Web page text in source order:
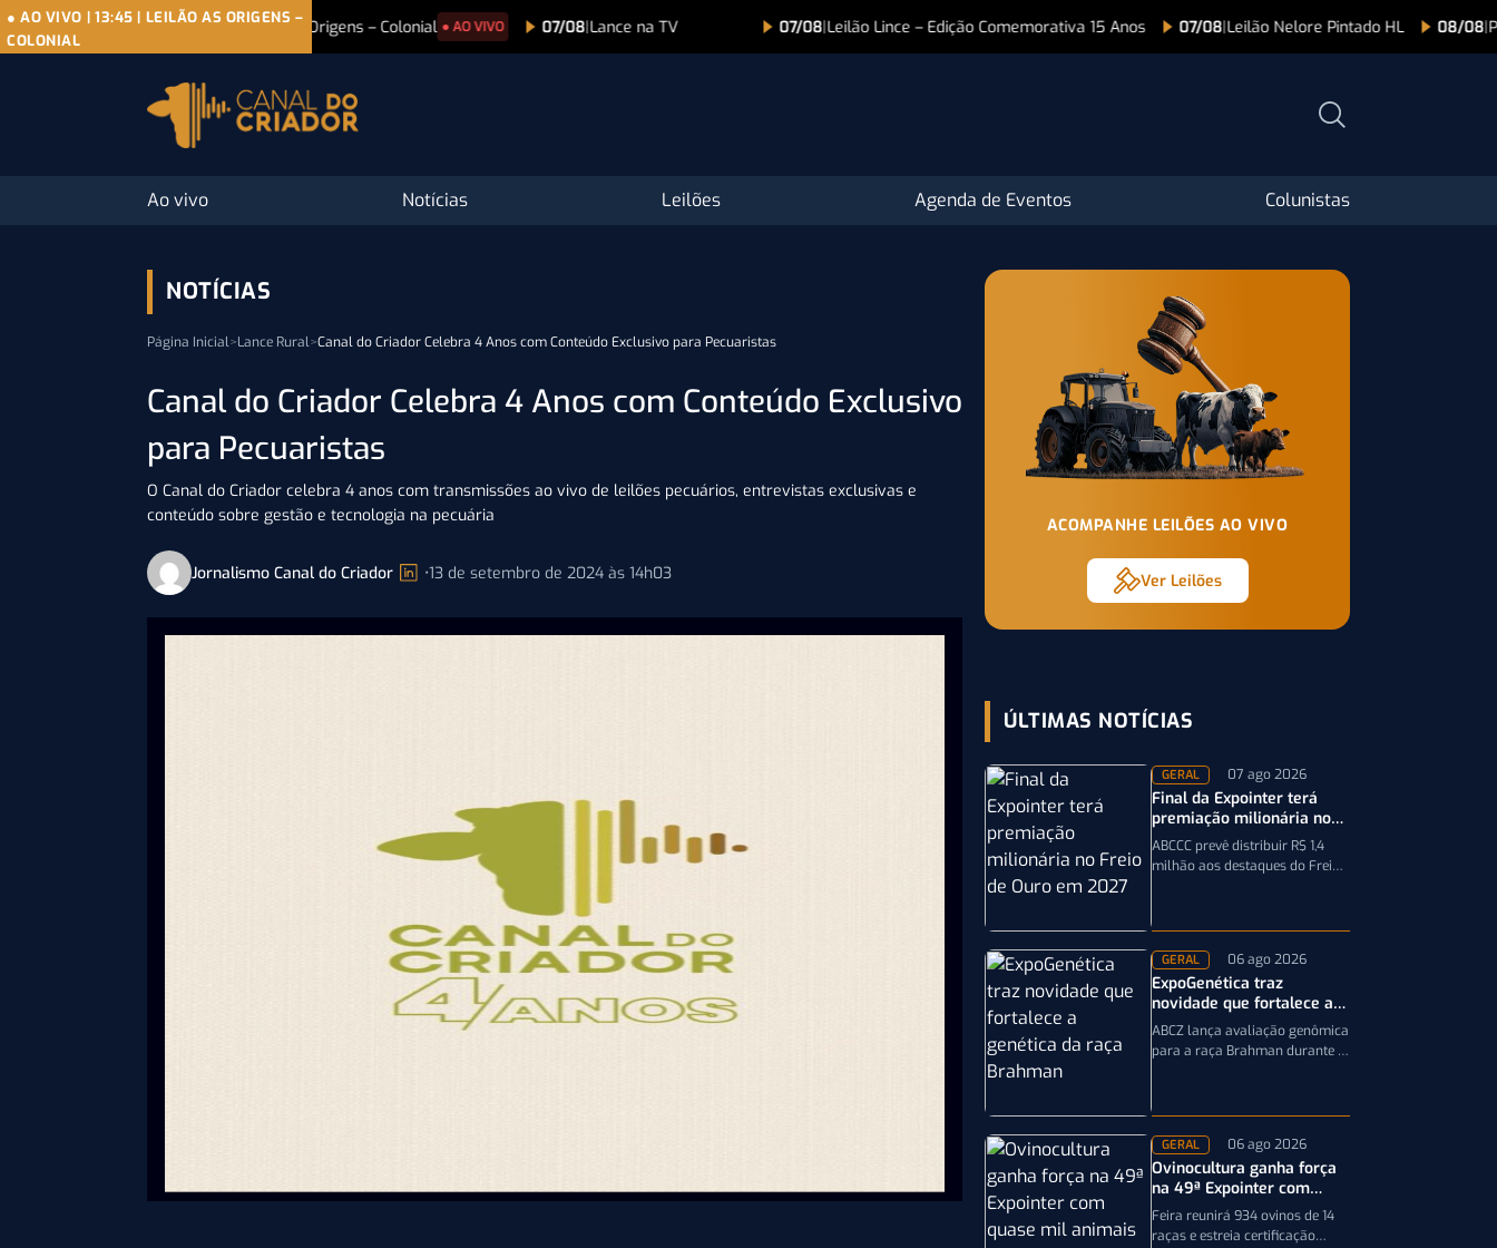
● AO VIVO | 13:45 | LEILÃO AS ORIGENS –
COLONIAL
07/08 |Leilão As Origens – Colonial ● AO VIVO 07/08|Lance na TV 07/08 Leilão Lince – Edição Comemorativa 15 Anos 07/08|Leilão Nelore Pintado HL 08/08 |Programa
Ao vivo Notícias Leilões Agenda de Eventos Colunistas
NOTÍCIAS
Página Inicial>Lance Rural>Canal do Criador Celebra 4 Anos com Conteúdo Exclusivo para Pecuaristas
Canal do Criador Celebra 4 Anos com Conteúdo Exclusivo
para Pecuaristas
O Canal do Criador celebra 4 anos com transmissões ao vivo de leilões pecuários, entrevistas exclusivas e
conteúdo sobre gestão e tecnologia na pecuária
Jornalismo Canal do Criador •13 de setembro de 2024 às 14h03
ACOMPANHE LEILÕES AO VIVO
Ver Leilões
ÚLTIMAS NOTÍCIAS
GERAL 07 ago 2026
Final da Expointer terá
premiação milionária no
Freio de Ouro em 2027
ABCCC prevê distribuir R$ 1,4
milhão aos destaques do Freio
200 mil para…
GERAL 06 ago 2026
ExpoGenética traz
novidade que fortalece a
genética da raça Brahman
ABCZ lança avaliação genômica
para a raça Brahman durante a
dos rebanhos
GERAL 06 ago 2026
Ovinocultura ganha força
na 49ª Expointer com
quase mil animais
inscritos
Feira reunirá 934 ovinos de 14
raças e estreia certificação